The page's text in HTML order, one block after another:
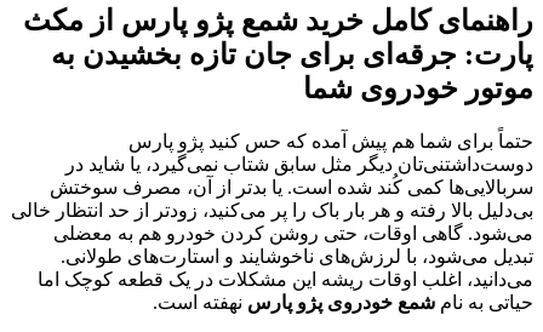
راهنمای کامل خرید شمع پژو پارس از مکث
پارت: جرقه‌ای برای جان تازه بخشیدن به
موتور خودروی شما
حتماً برای شما هم پیش آمده که حس کنید پژو پارس
دوست‌داشتنی‌تان دیگر مثل سابق شتاب نمی‌گیرد، یا شاید در
سربالایی‌ها کمی کُند شده است. یا بدتر از آن، مصرف سوختش
بی‌دلیل بالا رفته و هر بار باک را پر می‌کنید، زودتر از حد انتظار خالی
می‌شود. گاهی اوقات، حتی روشن کردن خودرو هم به معضلی
تبدیل می‌شود، با لرزش‌های ناخوشایند و استارت‌های طولانی.
می‌دانید، اغلب اوقات ریشه این مشکلات در یک قطعه کوچک اما
حیاتی به نام شمع خودروی پژو پارس نهفته است.